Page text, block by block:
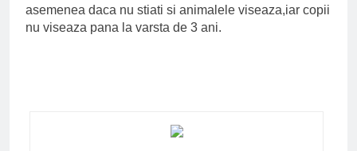
asemenea daca nu stiati si animalele viseaza,iar copii
nu viseaza pana la varsta de 3 ani.